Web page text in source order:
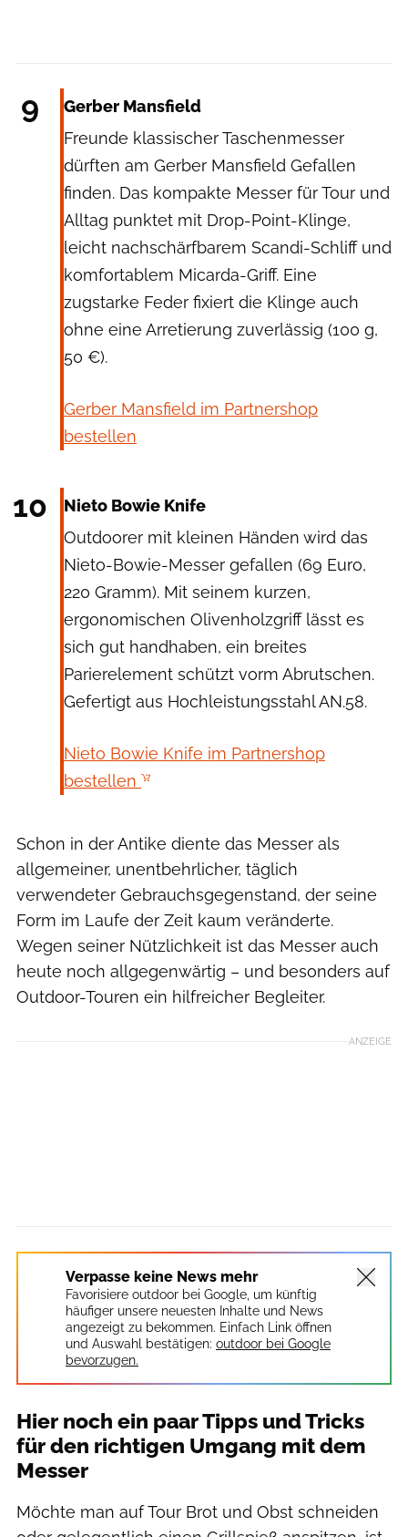
9
Gerber Mansfield
Freunde klassischer Taschenmesser
dürften am Gerber Mansfield Gefallen
finden. Das kompakte Messer für Tour und
Alltag punktet mit Drop-Point-Klinge,
leicht nachschärfbarem Scandi-Schliff und
komfortablem Micarda-Griff. Eine
zugstarke Feder fixiert die Klinge auch
ohne eine Arretierung zuverlässig (100 g,
50 €).
Gerber Mansfield im Partnershop
bestellen
10
Nieto Bowie Knife
Outdoorer mit kleinen Händen wird das
Nieto-Bowie-Messer gefallen (69 Euro,
220 Gramm). Mit seinem kurzen,
ergonomischen Olivenholzgriff lässt es
sich gut handhaben, ein breites
Parierelement schützt vorm Abrutschen.
Gefertigt aus Hochleistungsstahl AN.58.
Nieto Bowie Knife im Partnershop
bestellen
Schon in der Antike diente das Messer als
allgemeiner, unentbehrlicher, täglich
verwendeter Gebrauchsgegenstand, der seine
Form im Laufe der Zeit kaum veränderte.
Wegen seiner Nützlichkeit ist das Messer auch
heute noch allgegenwärtig – und besonders auf
Outdoor-Touren ein hilfreicher Begleiter.
ANZEIGE
Verpasse keine News mehr
Favorisiere outdoor bei Google, um künftig
häufiger unsere neuesten Inhalte und News
angezeigt zu bekommen. Einfach Link öffnen
und Auswahl bestätigen: outdoor bei Google
bevorzugen.
Hier noch ein paar Tipps und Tricks
für den richtigen Umgang mit dem
Messer
Möchte man auf Tour Brot und Obst schneiden